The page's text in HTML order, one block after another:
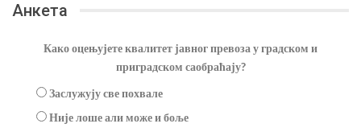
Анкета
Како оцењујете квалитет јавног превоза у градском и
приградском саобраћају?
Заслужују све похвале
Није лоше али може и боље